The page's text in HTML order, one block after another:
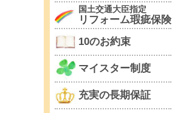
国土交通大臣指定
リフォーム瑕疵保険
10のお約束
マイスター制度
充実の長期保証